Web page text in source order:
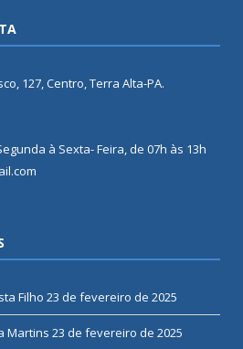
127, Centro, Terra Alta-PA.
à Sexta- Feira, de 07h às 13h
Filho 23 de fevereiro de 2025
Martins 23 de fevereiro de 2025